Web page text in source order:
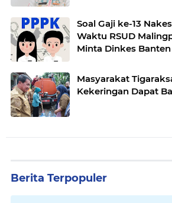
Soal Gaji ke-13
Waktu RSUD
Minta Dinkes
Masyarakat
Kekeringan Dapat
Berita Terpopuler